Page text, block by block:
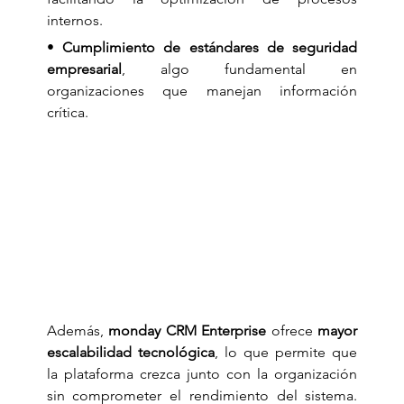
internos.
• Cumplimiento de estándares de seguridad
empresarial , algo fundamental en
organizaciones que manejan información
crítica.
Además, monday CRM Enterprise ofrece mayor
escalabilidad tecnológica, lo que permite que
la plataforma crezca junto con la organización
sin comprometer el rendimiento del sistema.